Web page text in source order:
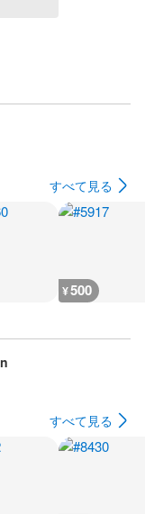
すべて見る
¥500
すべて見る